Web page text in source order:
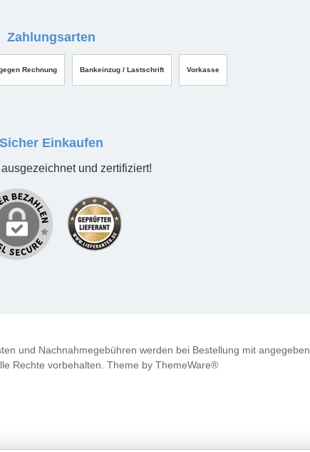
Zahlungsarten
Rechnung Bankeinzug / Lastschrift Vorkasse
Sicher Einkaufen
und zertifiziert!
und Nachnahmegebühren werden bei Bestellung mit angegeben.
Rechte vorbehalten. Theme by ThemeWare®